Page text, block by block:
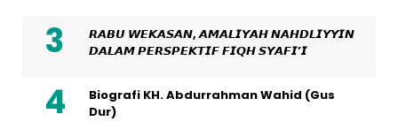
𝙍𝘼𝘽𝙐 𝙒𝙀𝙆𝘼𝙎𝘼𝙉, 𝘼𝙈𝘼𝙇𝙄𝙔𝘼𝙃 𝙉𝘼𝙃𝘿𝙇𝙄𝙔𝙔𝙄𝙉
𝘿𝘼𝙇𝘼𝙈 𝙋𝙀𝙍𝙎𝙋𝙀𝙆𝙏𝙄𝙁 𝙁𝙄𝙌𝙃 𝙎𝙔𝘼𝙁𝙄’𝙄
Biografi KH. Abdurrahman Wahid (Gus
Dur)